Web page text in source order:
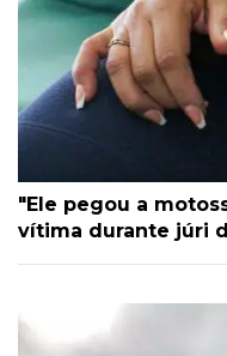
"Ele pegou a
vítima durante júri